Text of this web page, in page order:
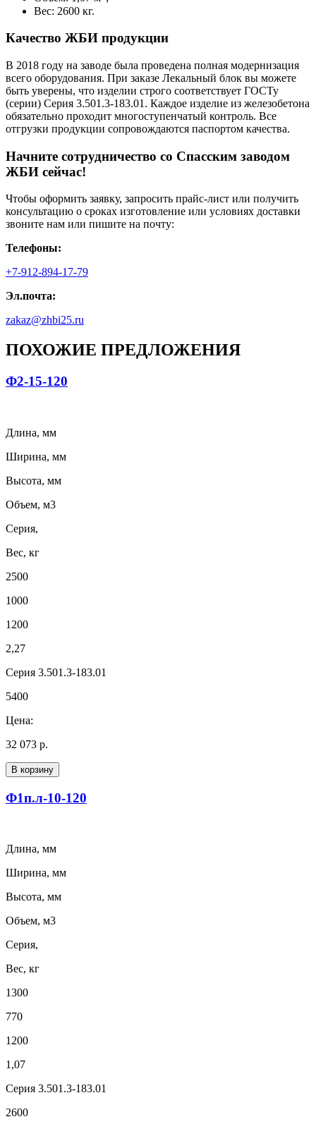
Вес: 2600 кг.
Качество ЖБИ продукции
В 2018 году на заводе была проведена полная модернизация
всего оборудования. При заказе Лекальный блок вы можете
быть уверены, что изделии строго соответствует ГОСТу
(серии) Серия 3.501.3-183.01. Каждое изделие из железобетона
обязательно проходит многоступенчатый контроль. Все
отгрузки продукции сопровождаются паспортом качества.
Начните сотрудничество со Cпасским заводом
ЖБИ сейчас!
Чтобы оформить заявку, запросить прайс-лист или получить
консультацию о сроках изготовление или условиях доставки
звоните нам или пишите на почту:
Телефоны:
+7-912-894-17-79
Эл.почта:
zakaz@zhbi25.ru
ПОХОЖИЕ ПРЕДЛОЖЕНИЯ
Ф2-15-120
Длина, мм
Ширина, мм
Высота, мм
Объем, м3
Серия,
Вес, кг
2500
1000
1200
2,27
Серия 3.501.3-183.01
5400
Цена:
32 073 р.
В корзину
Ф1п.л-10-120
Длина, мм
Ширина, мм
Высота, мм
Объем, м3
Серия,
Вес, кг
1300
770
1200
1,07
Серия 3.501.3-183.01
2600